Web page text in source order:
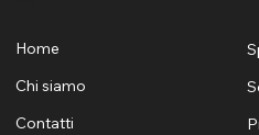
Home
Chi siamo
Contatti